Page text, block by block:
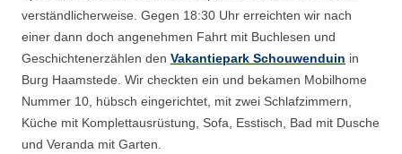
verständlicherweise. Gegen 18:30 Uhr erreichten wir nach
einer dann doch angenehmen Fahrt mit Buchlesen und
Geschichtenerzählen den Vakantiepark Schouwenduin in
Burg Haamstede. Wir checkten ein und bekamen Mobilhome
Nummer 10, hübsch eingerichtet, mit zwei Schlafzimmern,
Küche mit Komplettausrüstung, Sofa, Esstisch, Bad mit Dusche
und Veranda mit Garten.